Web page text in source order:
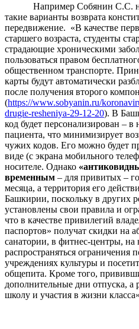
Например Собянин С.С. на
такие варианты возврата
передвижение. «В качестве
старшего возраста, студенты
страдающие хроническими
пользоваться правом
общественном транспорте.
карты будут автоматически
после получения второго
(https://www.sobyanin.ru/
drugie-resheniya-29-12-20). В
код будет персонализирован –
пациента, что минимизирует
чужих кодов. Его можно будет
виде (с экрана мобильного
носителе. Однако
временным – для привитых –
месяца, а территория его
Башкирии, поскольку в других
установлены свои правила и
что в качестве привилегий
паспортов» получат скидки на
санатории, в фитнес-центры, на
распространяться ограничения
учреждениях культуры и
общепита. Кроме того,
дополнительные дни отпуска, а
школу и участия в жизни